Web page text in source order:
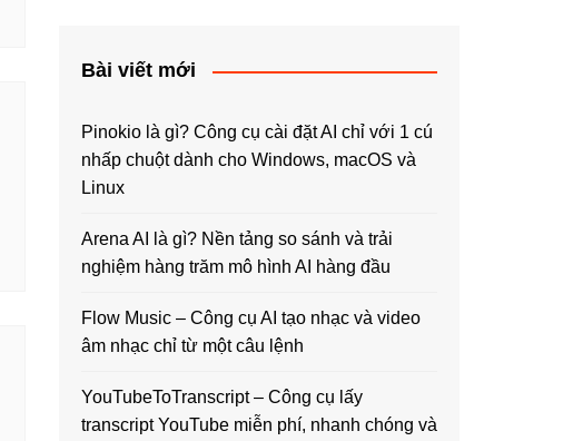
Bài viết mới
Pinokio là gì? Công cụ cài đặt AI chỉ với 1 cú
nhấp chuột dành cho Windows, macOS và
Linux
Arena AI là gì? Nền tảng so sánh và trải
nghiệm hàng trăm mô hình AI hàng đầu
Flow Music – Công cụ AI tạo nhạc và video
âm nhạc chỉ từ một câu lệnh
YouTubeToTranscript – Công cụ lấy
transcript YouTube miễn phí, nhanh chóng và